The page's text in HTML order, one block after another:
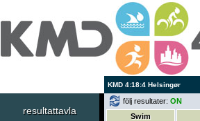
KMD 4:18:4 Helsingør
resultattavla
följ resultater: ON
Swim